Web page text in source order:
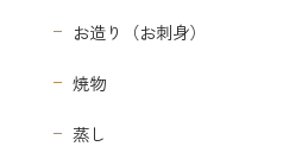
お造り（お刺身）
焼物
蒸し